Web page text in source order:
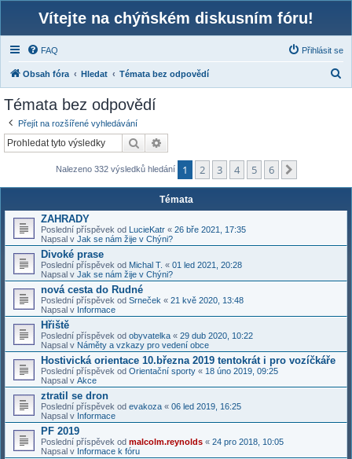
Vítejte na chýňském diskusním fóru!
FAQ Přihlásit se
Obsah fóra Hledat Témata bez odpovědí
Témata bez odpovědí
Přejít na rozšířené vyhledávání
Hledat
Nalezeno 332 výsledků hledání 1 2 3 4 5 6
Témata
ZAHRADY
Poslední příspěvek od LucieKatr « 26 bře 2021, 17:35
Napsal v Jak se nám žije v Chýni?
Divoké prase
Poslední příspěvek od Michal T. « 01 led 2021, 20:28
Napsal v Jak se nám žije v Chýni?
nová cesta do Rudné
Poslední příspěvek od Srneček « 21 kvě 2020, 13:48
Napsal v Informace
Hřiště
Poslední příspěvek od obyvatelka « 29 dub 2020, 10:22
Napsal v Náměty a vzkazy pro vedení obce
Hostivická orientace 10.března 2019 tentokrát i pro vozíčkáře
Poslední příspěvek od Orientační sporty « 18 úno 2019, 09:25
Napsal v Akce
ztratil se dron
Poslední příspěvek od evakoza « 06 led 2019, 16:25
Napsal v Informace
PF 2019
Poslední příspěvek od malcolm.reynolds « 24 pro 2018, 10:05
Napsal v Informace k fóru